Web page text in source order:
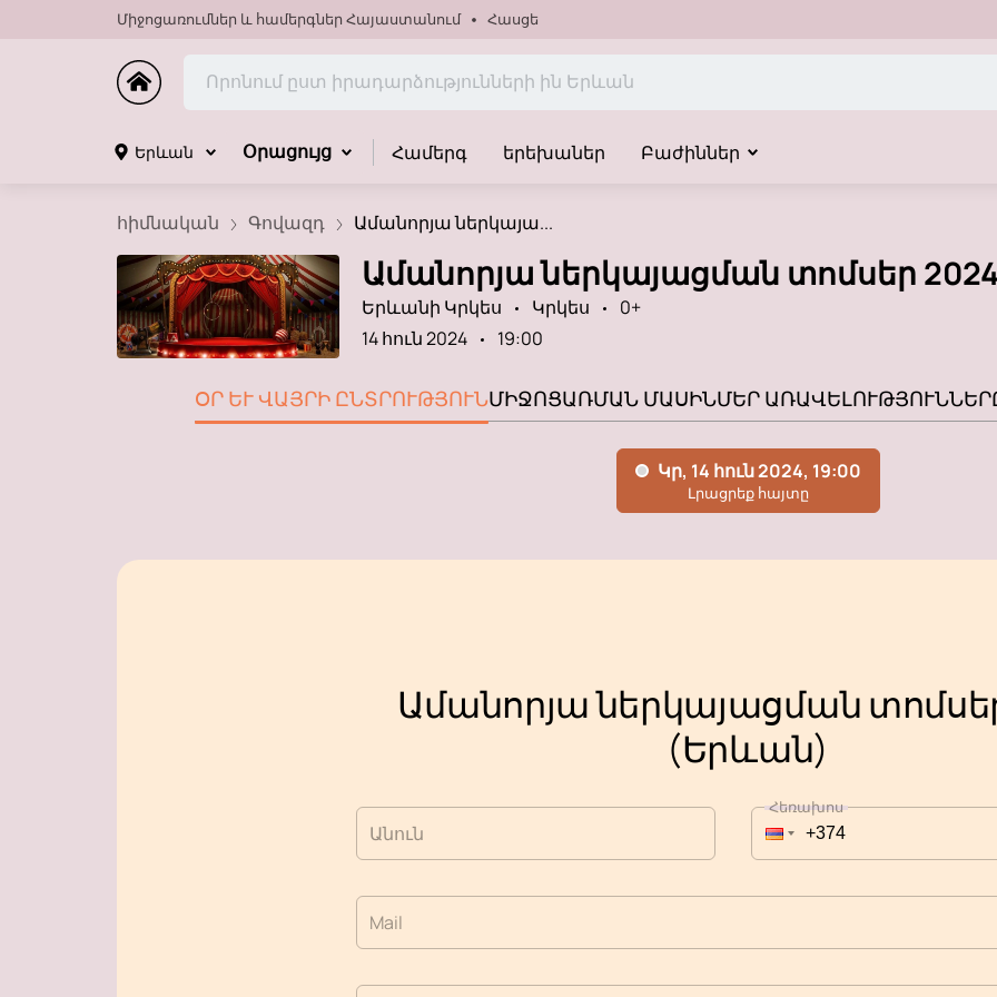
Միջոցառումներ և համերգներ Հայաստանում Հասցե
Երևան Օրացույց Համերգ երեխաներ Բաժիններ
հիմնական Գովազդ Ամանորյա ներկայա...
Ամանորյա ներկայացման տոմսեր
Երևանի Կրկես Կրկես
0+
14 հուն 2024
19:00
ՕՐ ԵՒ ՎԱՅՐԻ ԸՆՏՐՈՒԹՅՈՒՆ ՄԻՋՈՑԱՌՄԱՆ ՄԱՍԻՆՄԵՐ
Ամանորյա ներկայացման
(Երևան)
Անուն
Հեռախոս
Mail